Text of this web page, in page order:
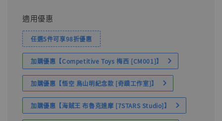
適用優惠
任選5件可享98折優惠
加購優惠【Competitive Toys 梅西 [CM001]】
加購優惠【悟空 鳥山明紀念款 [奇蹟工作室]】
加購優惠【海賊王 布魯克達摩 [7STARS Studio]】